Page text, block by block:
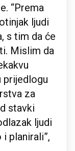
“Prema
ljudi
s tim da će
Mislim da
prijedlogu
za
stavki
ljudi
planirali”,